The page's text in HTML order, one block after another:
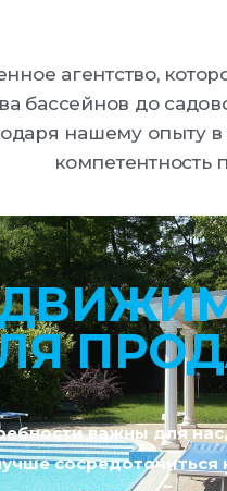
агентство,
бассейнов до
нашему опыту в
компетентность
важны для
сосредоточиться